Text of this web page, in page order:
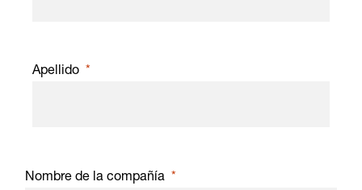
Apellido
Nombre de la compañía